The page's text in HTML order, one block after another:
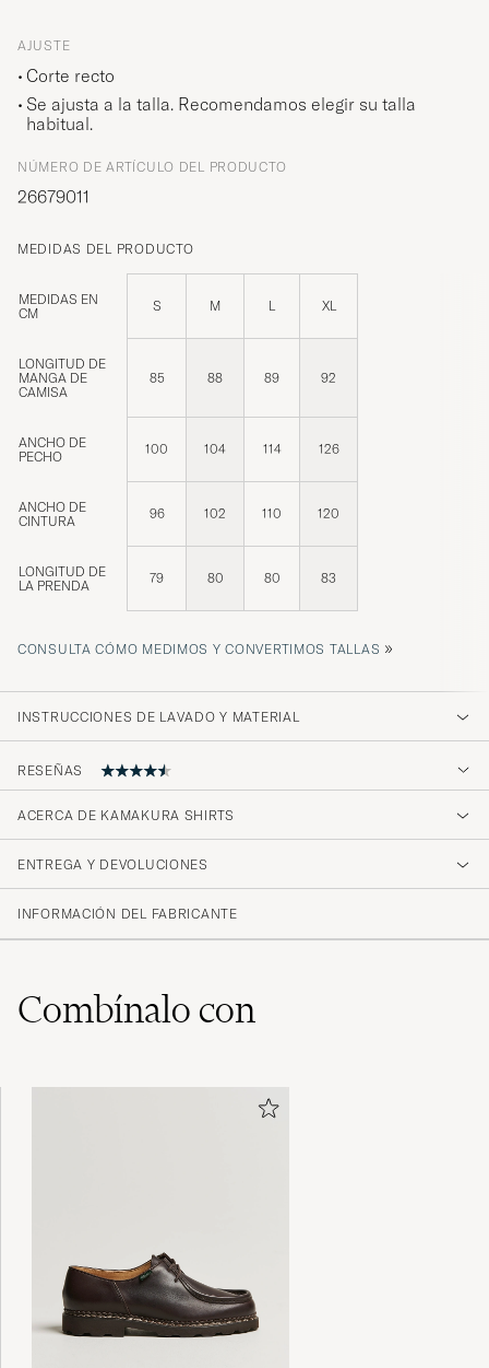
AJUSTE
Corte recto
Se ajusta a la talla. Recomendamos elegir su talla
habitual.
NÚMERO DE ARTÍCULO DEL PRODUCTO
26679011
MEDIDAS DEL PRODUCTO
MEDIDAS EN
CM
S M L XL
LONGITUD DE
MANGA DE
CAMISA
85 88 89 92
ANCHO DE
PECHO
100 104 114 126
ANCHO DE
CINTURA
96 102 110 120
LONGITUD DE
LA PRENDA
79 80 80 83
CONSULTA CÓMO MEDIMOS Y CONVERTIMOS TALLAS »
INSTRUCCIONES DE LAVADO Y MATERIAL
RESEÑAS
Coupe parfaite et finitions impeccables pour
cette chemise qui vaut son prix !
Super nice shirt with all the right details. Runs
small and has an unusual high armhole, so
COMPRADO EL EN CAREOFCARL.DE
ACERCA DE KAMAKURA SHIRTS
ENTREGA Y DEVOLUCIONES
INFORMACIÓN DEL FABRICANTE
Combínalo con